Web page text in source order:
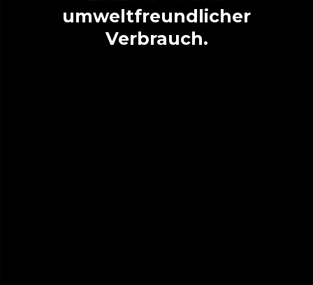
umweltfreundlicher
Verbrauch.